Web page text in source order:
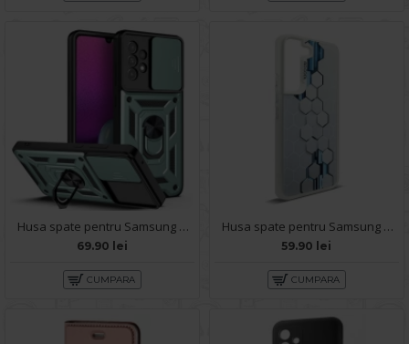
Husa spate pentru Samsung Galaxy A53 5G - Slide Case Vernil
69.90 lei
CUMPARA
Husa spate pentru Samsung Galaxy A53 5G- Bozo case Alb
59.90 lei
CUMPARA